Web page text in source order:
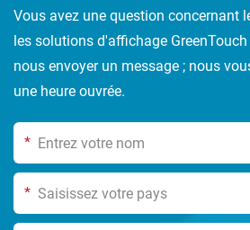
Vous avez une question concernant
les solutions d'affichage
nous envoyer un message ; nous
une heure ouvrée.
*
*